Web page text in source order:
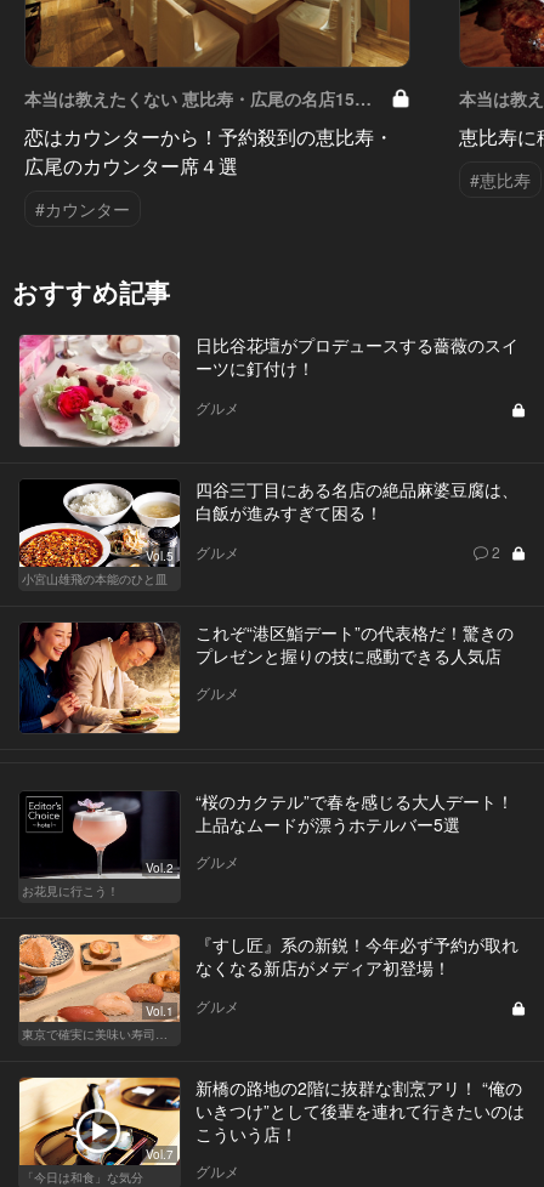
本当は教えたくない 恵比寿・広尾の名店15
Vol.4
恋はカウンターから！予約殺到の恵比寿・
広尾のカウンター席４選
#カウンター
本当は教
Vol.2
恵比寿に
#恵比寿
おすすめ記事
日比谷花壇がプロデュースする薔薇のスイ
ーツに釘付け！
グルメ
Vol.5
小宮山雄飛の本能のひと皿
四谷三丁目にある名店の絶品麻婆豆腐は、
白飯が進みすぎて困る！
グルメ 2
これぞ“港区鮨デート”の代表格だ！驚きの
プレゼンと握りの技に感動できる人気店
グルメ
Vol.2
お花見に行こう！
“桜のカクテル”で春を感じる大人デート！
上品なムードが漂うホテルバー5選
グルメ
Vol.1
『すし匠』系の新鋭！今年必ず予約が取れ
なくなる新店がメディア初登場！
グルメ
Vol.7
「今日は和食」な気分
新橋の路地の2階に抜群な割烹アリ！ “俺の
いきつけ”として後輩を連れて行きたいのは
こういう店！
グルメ